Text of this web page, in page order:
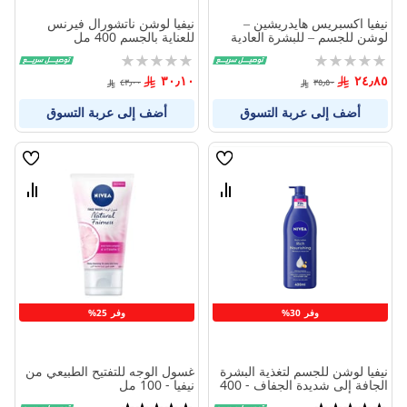
نيفيا اكسبريس هايدريشين –
لوشن للجسم – للبشرة العادية
والجافة (400 مل)
Rating:
0%
٢٤٫٨٥ ٣٥٫٥٠
أضف إلى عربة التسوق
نيفيا لوشن ناتشورال فيرنس
للعناية بالجسم 400 مل
Rating:
0%
٣٠٫١٠ ٤٣٫٠٠
أضف إلى عربة التسوق
وفر 30%
قائمة
قارن
نيفيا لوشن للجسم لتغذية البشرة
الجافة إلى شديدة الجفاف - 400
مل
وفر 25%
قائمة
قارن
غسول الوجه للتفتيح الطبيعي من
نيفيا - 100 مل